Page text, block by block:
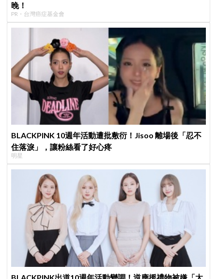
晚！
PR・台灣癌症基金會
BLACKPINK 10週年活動遭批敷衍！Jisoo 離場後「忍不
住落淚」，讓粉絲看了好心疼
明星